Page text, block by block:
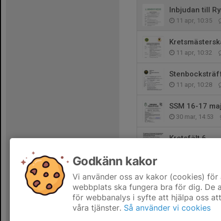
Inbjudan till
11 apr, 10:35
11 apr, 10:32
11 apr, 10:28
SSM 16-17 maj
30 mar, 14:53
Kretsfält 6
Lönsboda
15 mar, 22:14
Godkänn kakor
Vi använder oss av kakor (cookies)
webbplats ska fungera bra för dig. De
för webbanalys i syfte att hjälpa oss
våra tjänster. Så använder vi cookies